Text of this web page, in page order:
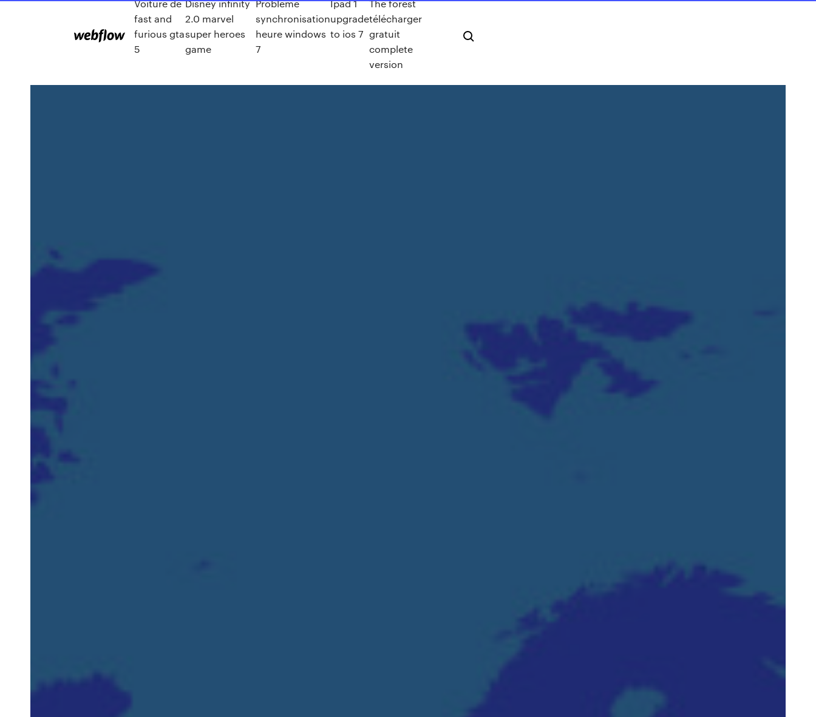
Voiture de
fast and
furious gta
5
Disney infinity
2.0 marvel
super heroes
game
Probleme
synchronisation
heure windows
7
Ipad 1
upgrade
to ios 7
The forest
télécharger
gratuit
complete
version